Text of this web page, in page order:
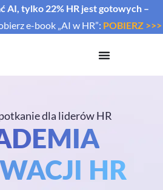
AI, tylko 22% HR jest gotowych –
e-book „AI w HR”: POBIERZ >>>
dla liderów HR
HR